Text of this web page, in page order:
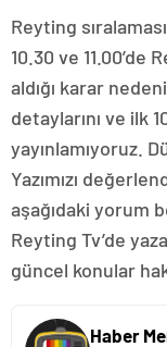
Reyting
10.30 ve 11.00’de
aldığı karar
detaylarını ve ilk
yayınlamıyoruz.
Yazımızı
aşağıdaki yorum
Reyting Tv’de
güncel konular
Haber